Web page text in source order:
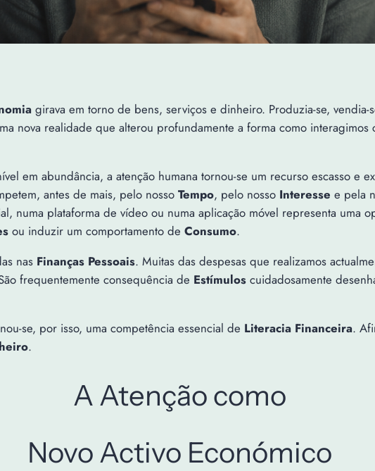
girava em torno de bens, serviços e dinheiro. Produzia-se, vendia-
nova realidade que alterou profundamente a forma como interagimos
em abundância, a atenção humana tornou-se um recurso escasso e
antes de mais, pelo nosso Tempo, pelo nosso Interesse e pela
numa plataforma de vídeo ou numa aplicação móvel representa uma
ou induzir um comportamento de Consumo.
nas Finanças Pessoais. Muitas das despesas que realizamos
frequentemente consequência de Estímulos cuidadosamente
se, por isso, uma competência essencial de Literacia Financeira.
.
A Atenção como
Novo Activo Económico